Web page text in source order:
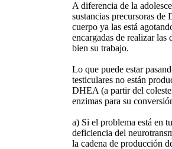
A diferencia de la
sustancias precursoras de
cuerpo ya las está
encargadas de realizar las
bien su trabajo.
Lo que puede estar
testiculares no están
DHEA (a partir del
enzimas para su
a) Si el problema está en
deficiencia del
la cadena de producción